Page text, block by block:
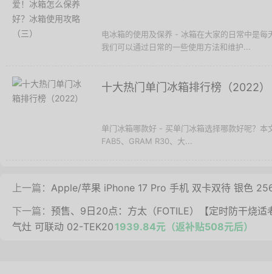
电冰箱的使用及保养 - 冰箱在大家的日常中是
我们可以通过日常的一些使用方法和维护...
十大热门单门冰箱排行榜（2022）
单门冰箱哪款好 - 买单门冰箱选择哪款好呢？
FAB5、GRAM R30、大...
上一篇： Apple/苹果 iPhone 17 Pro 手机 双卡双待 银色
下一篇： 预售、9日20点：方太（FOTILE）【定时防干烧
气灶 可联动 02-TEK20 1939.84元（返补贴508元后）